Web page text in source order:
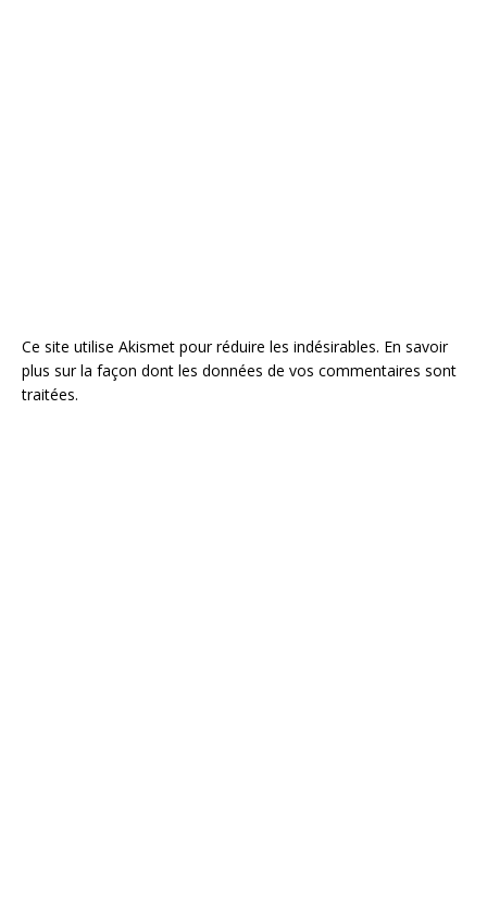
Ce site utilise Akismet pour réduire les indésirables. En savoir
plus sur la façon dont les données de vos commentaires sont
traitées.